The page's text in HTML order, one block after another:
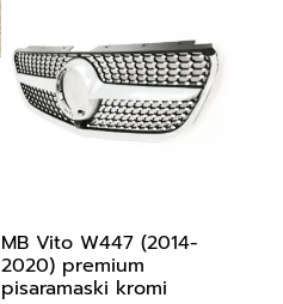
MB Vito W447 (2014-
2020) premium
pisaramaski kromi